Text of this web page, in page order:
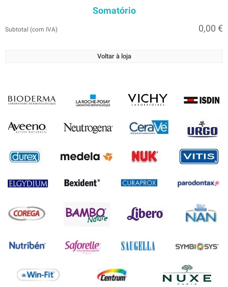
Somatório
Subtotal (com IVA) 0,00 €
Voltar à loja